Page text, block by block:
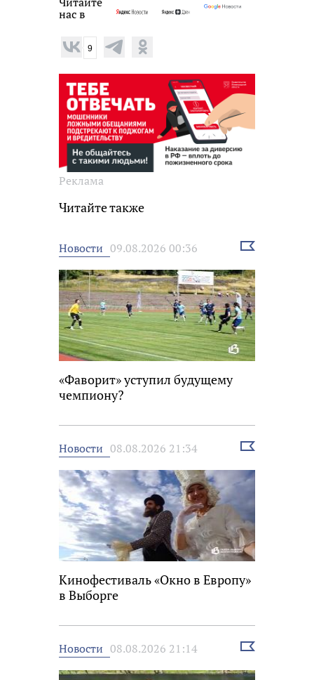
нас в
9
Реклама
Читайте также
Новости 09.08.2026 00:36
Выбрать
«Фаворит» уступил будущему
чемпиону?
Новости 08.08.2026 21:34
Выбрать
Кинофестиваль «Окно в Европу»
в Выборге
Новости 08.08.2026 21:14
Выбрать